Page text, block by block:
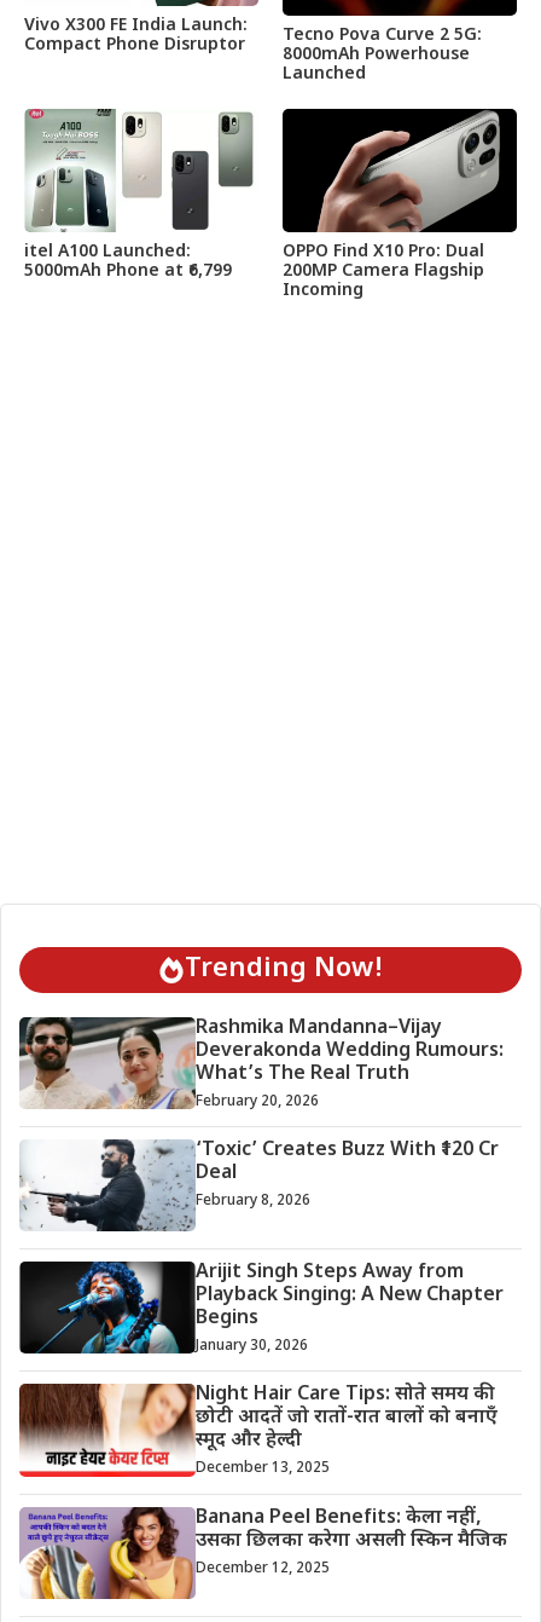
Vivo X300 FE India Launch:
Compact Phone Disruptor
Tecno Pova Curve 2 5G:
8000mAh Powerhouse
Launched
itel A100 Launched:
5000mAh Phone at ₹6,799
OPPO Find X10 Pro: Dual
200MP Camera Flagship
Incoming
Trending Now!
Rashmika Mandanna–Vijay
Deverakonda Wedding Rumours:
What’s The Real Truth
February 20, 2026
‘Toxic’ Creates Buzz With ₹120 Cr
Deal
February 8, 2026
Arijit Singh Steps Away from
Playback Singing: A New Chapter
Begins
January 30, 2026
Night Hair Care Tips: सोते समय की
छोटी आदतें जो रातों-रात बालों को बनाएँ
स्मूद और हेल्दी
December 13, 2025
Banana Peel Benefits: केला नहीं,
उसका छिलका करेगा असली स्किन मैजिक
December 12, 2025